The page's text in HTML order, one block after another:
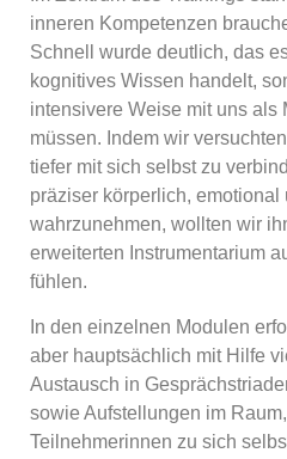
inneren Kompetenzen
Schnell wurde deutlich, das
kognitives Wissen handelt,
intensivere Weise mit uns als
müssen. Indem wir
tiefer mit sich selbst zu
präziser körperlich, emotional
wahrzunehmen, wollten wir
erweiterten Instrumentarium
fühlen.
In den einzelnen Modulen
aber hauptsächlich mit Hilfe
Austausch in
sowie Aufstellungen im
Teilnehmerinnen zu sich